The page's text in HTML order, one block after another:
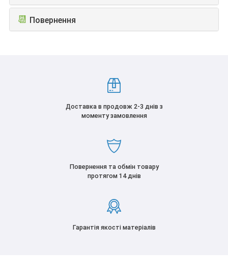
📆 Повернення
Доставка в продовж 2-3 днів з
моменту замовлення
Повернення та обмін товару
протягом 14 днів
Гарантія якості матеріалів